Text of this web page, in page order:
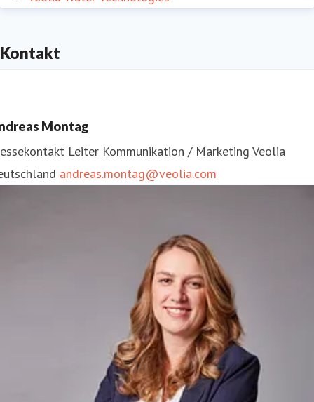
Kontakt
Montag
Leiter Kommunikation / Marketing Veolia
andreas.montag@veolia.com